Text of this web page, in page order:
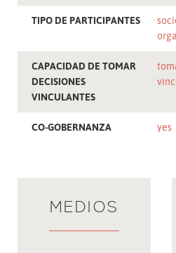
TIPO DE PARTICIPANTES
CAPACIDAD DE TOMAR
DECISIONES
VINCULANTES
CO-GOBERNANZA yes
MEDIOS